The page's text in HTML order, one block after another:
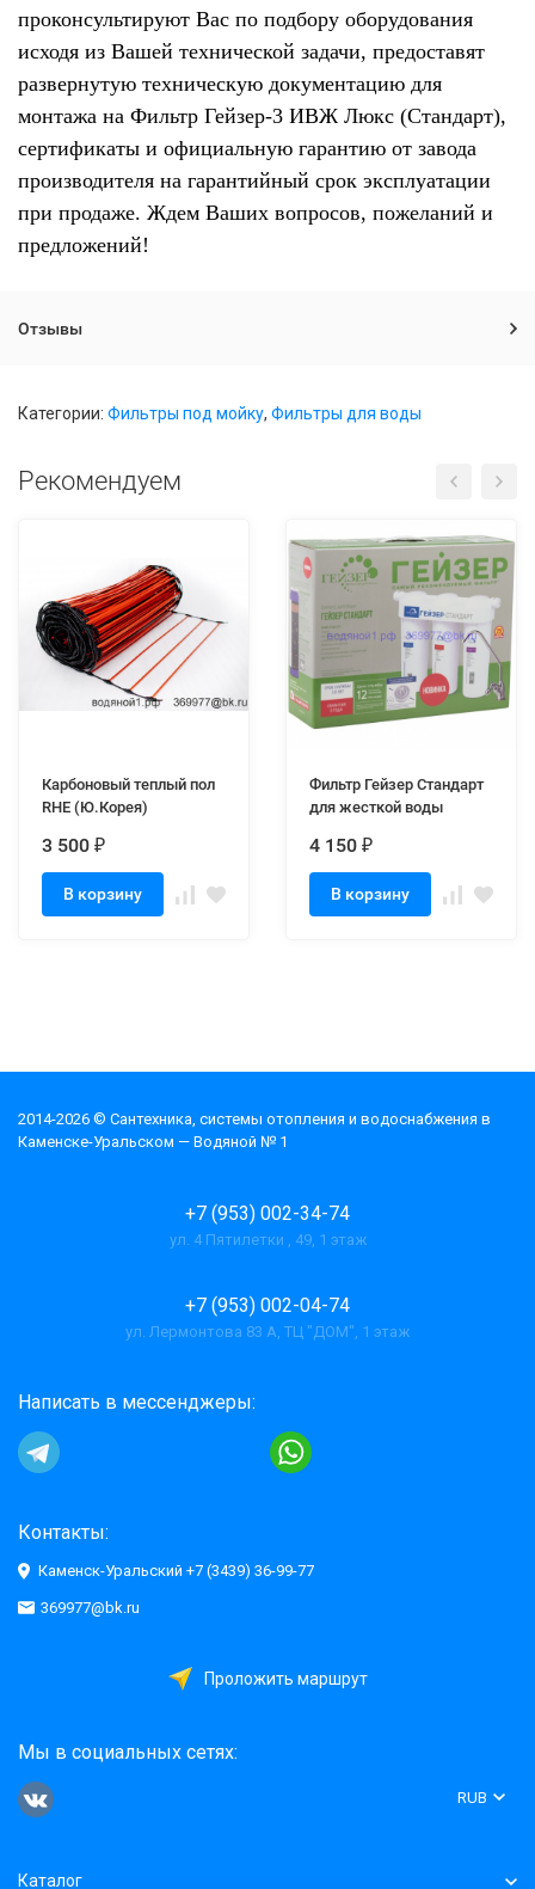
проконсультируют Вас по подбору оборудования
исходя из Вашей технической задачи, предоставят
развернутую техническую документацию для
монтажа на Фильтр Гейзер-3 ИВЖ Люкс (Стандарт),
сертификаты и официальную гарантию от завода
производителя на гарантийный срок эксплуатации
при продаже. Ждем Ваших вопросов, пожеланий и
предложений!
Отзывы
Категории: Фильтры под мойку, Фильтры для воды
Рекомендуем
Карбоновый теплый пол
RHE (Ю.Корея)
3 500 ₽
В корзину
Фильтр Гейзер Стандарт
для жесткой воды
4 150 ₽
В корзину
2014-2026 © Cантехника, системы отопления и водоснабжения в
Каменске-Уральском — Водяной № 1
+7 (953) 002-34-74
ул. 4 Пятилетки , 49, 1 этаж
+7 (953) 002-04-74
ул. Лермонтова 83 А, ТЦ "ДОМ", 1 этаж
Написать в мессенджеры:
Контакты:
Каменск-Уральский +7 (3439) 36-99-77
369977@bk.ru
Проложить маршрут
Мы в социальных сетях:
RUB
Каталог